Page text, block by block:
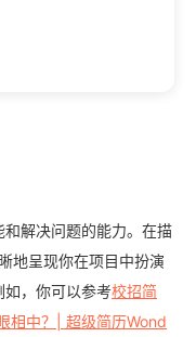
解决问题的能力。在描
地呈现你在项目中扮演
如，你可以参考校招简
相中？| 超级简历Wond